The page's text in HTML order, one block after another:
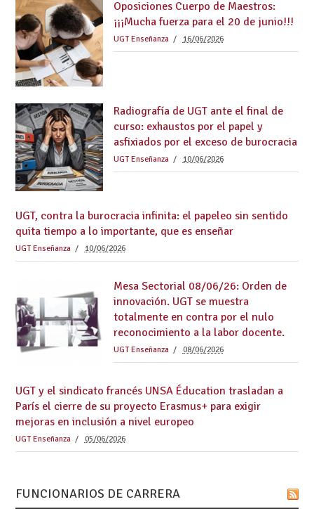
Oposiciones Cuerpo de Maestros:
¡¡¡Mucha fuerza para el 20 de junio!!!
UGT Enseñanza 16/06/2026
Radiografía de UGT ante el final de
curso: exhaustos por el papel y
asfixiados por el exceso de burocracia
UGT Enseñanza 10/06/2026
UGT, contra la burocracia infinita: el papeleo sin sentido
quita tiempo a lo importante, que es enseñar
UGT Enseñanza 10/06/2026
Mesa Sectorial 08/06/26: Orden de
innovación. UGT se muestra
totalmente en contra por el nulo
reconocimiento a la labor docente.
UGT Enseñanza 08/06/2026
UGT y el sindicato francés UNSA Éducation trasladan a
París el cierre de su proyecto Erasmus+ para exigir
mejoras en inclusión a nivel europeo
UGT Enseñanza 05/06/2026
FUNCIONARIOS DE CARRERA